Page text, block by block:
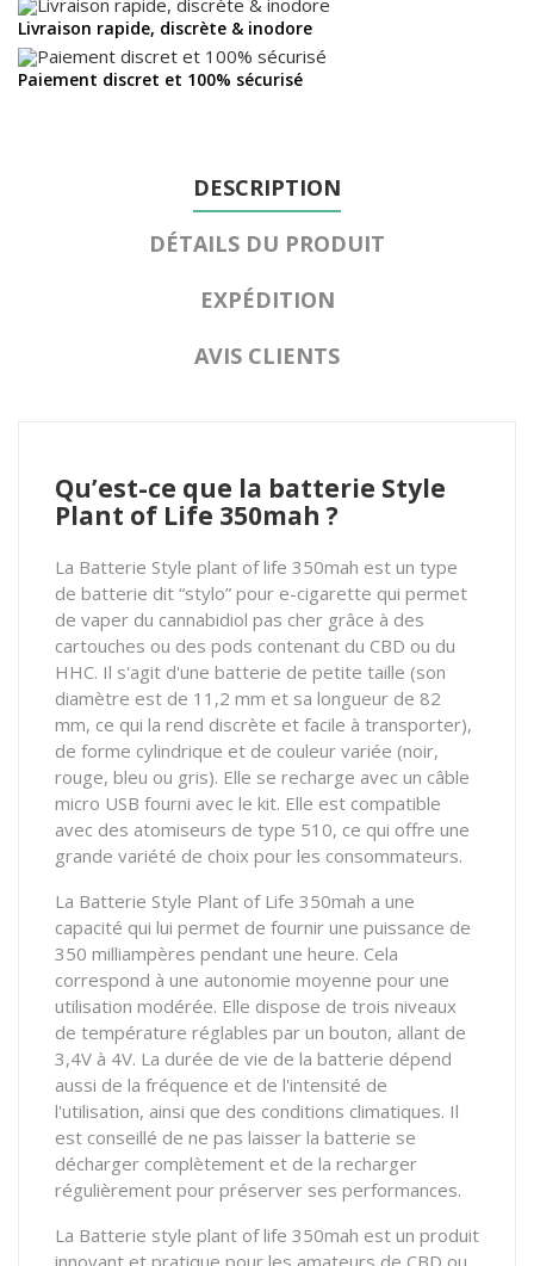
Livraison rapide, discrète & inodore
Paiement discret et 100% sécurisé
DESCRIPTION
DÉTAILS DU PRODUIT
EXPÉDITION
AVIS CLIENTS
Qu’est-ce que la batterie Style
Plant of Life 350mah ?
La Batterie Style plant of life 350mah est un type
de batterie dit “stylo” pour e-cigarette qui permet
de vaper du cannabidiol pas cher grâce à des
cartouches ou des pods contenant du CBD ou du
HHC. Il s'agit d'une batterie de petite taille (son
diamètre est de 11,2 mm et sa longueur de 82
mm, ce qui la rend discrète et facile à transporter),
de forme cylindrique et de couleur variée (noir,
rouge, bleu ou gris). Elle se recharge avec un câble
micro USB fourni avec le kit. Elle est compatible
avec des atomiseurs de type 510, ce qui offre une
grande variété de choix pour les consommateurs.
La Batterie Style Plant of Life 350mah a une
capacité qui lui permet de fournir une puissance de
350 milliampères pendant une heure. Cela
correspond à une autonomie moyenne pour une
utilisation modérée. Elle dispose de trois niveaux
de température réglables par un bouton, allant de
3,4V à 4V. La durée de vie de la batterie dépend
aussi de la fréquence et de l'intensité de
l'utilisation, ainsi que des conditions climatiques. Il
est conseillé de ne pas laisser la batterie se
décharger complètement et de la recharger
régulièrement pour préserver ses performances.
La Batterie style plant of life 350mah est un produit